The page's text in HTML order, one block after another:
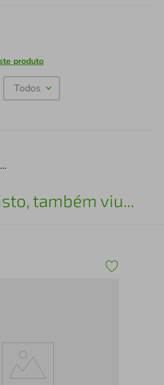
produto
Todos
também viu...